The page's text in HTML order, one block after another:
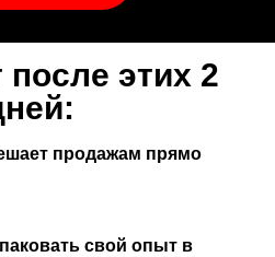
после этих 2
продажам прямо
свой опыт в